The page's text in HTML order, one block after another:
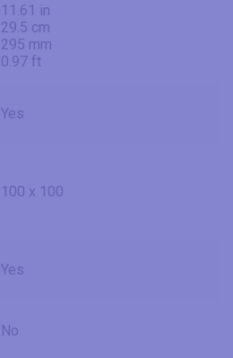
11.61 in
29.5 cm
295 mm
0.97 ft
Yes
100 x 100
Yes
No